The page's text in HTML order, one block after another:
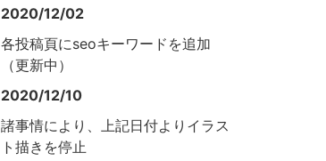
2020/12/02
各投稿頁にseoキーワードを追加
（更新中）
2020/12/10
諸事情により、上記日付よりイラス
ト描きを停止